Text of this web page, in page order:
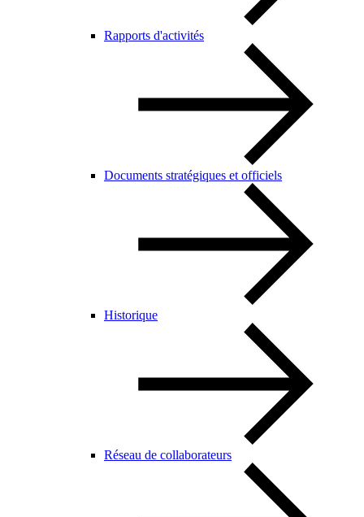
Rapports d'activités
Documents stratégiques et officiels
Historique
Réseau de collaborateurs